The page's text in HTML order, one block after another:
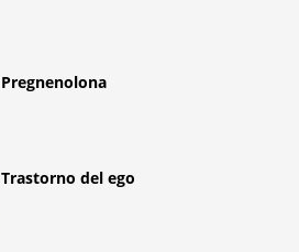
Pregnenolona
Trastorno del ego